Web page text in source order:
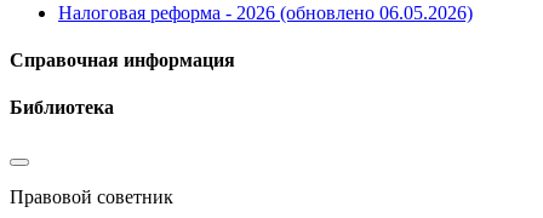
Налоговая реформа - 2026 (обновлено 06.05.2026)
Справочная информация
Библиотека
Правовой советник